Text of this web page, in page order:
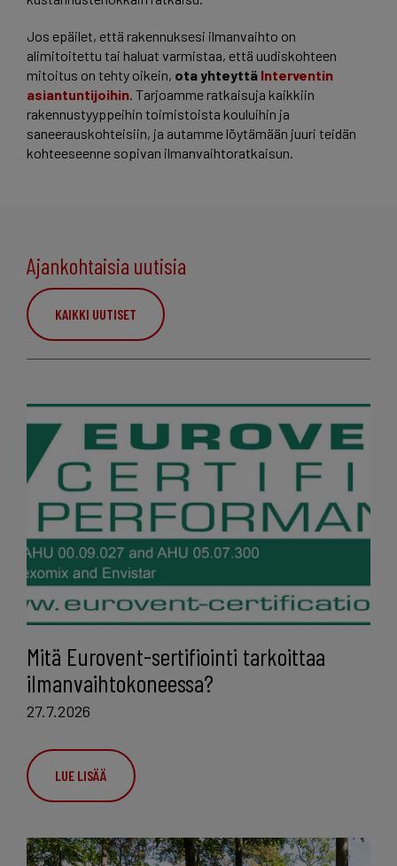
Jos epäilet, että rakennuksesi ilmanvaihto on
alimitoitettu tai haluat varmistaa, että uudiskohteen
mitoitus on tehty oikein, ota yhteyttä Interventin
asiantuntijoihin. Tarjoamme ratkaisuja kaikkiin
rakennustyyppeihin toimistoista kouluihin ja
saneerauskohteisiin, ja autamme löytämään juuri teidän
kohteeseenne sopivan ilmanvaihtoratkaisun.
Ajankohtaisia uutisia
KAIKKI UUTISET
Mitä Eurovent-sertifiointi tarkoittaa
ilmanvaihtokoneessa?
27.7.2026
LUE LISÄÄ